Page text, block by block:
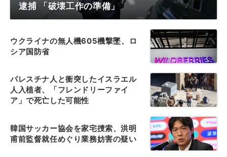
逮捕 「破壊工作の準備」
ウクライナの無人機605機撃墜、ロ
シア国防省
パレスチナ人と衝突したイスラエル
人入植者、「フレンドリーファイ
ア」で死亡した可能性
韓国サッカー協会を家宅捜索、洪明
甫前監督就任めぐり業務妨害の疑い